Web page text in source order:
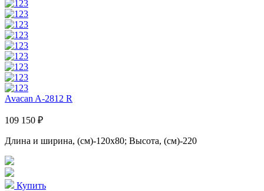
Avacan A-2812 R
109 150 ₽
Длина и ширина, (см)-120x80; Высота, (см)-220
Купить